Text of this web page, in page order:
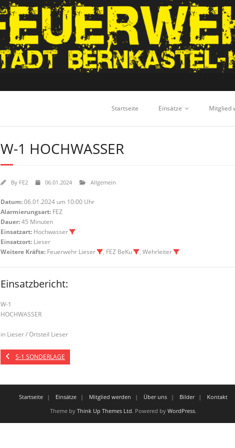
Startseite Einsätze Mitglied
W-1 HOCHWASSER
By FE2 06.01.2024 Allgemein
Datum:06.01.2024 um 10:00 Uhr
Alarmierungsart: FEZ
Dauer:45 Minuten
Einsatzart: Hochwasser
Einsatzort: Lieser
Weitere Kräfte: Feuerwehr Lieser , FEZ BeKu , Wehrleiter
Einsatzbericht:
W-1
HOCHWASSER
in Lieser / Ortsteil Lieser
S-1 SONDERLAGE
Startseite Einsätze Mitglied werden Über uns Bilder
Kontakt
Theme by Think Up Themes Ltd. Powered by WordPress.